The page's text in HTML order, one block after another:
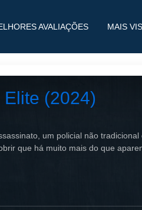
AVALIAÇÕES MAIS
(2024)
um policial não
que há muito mais do que